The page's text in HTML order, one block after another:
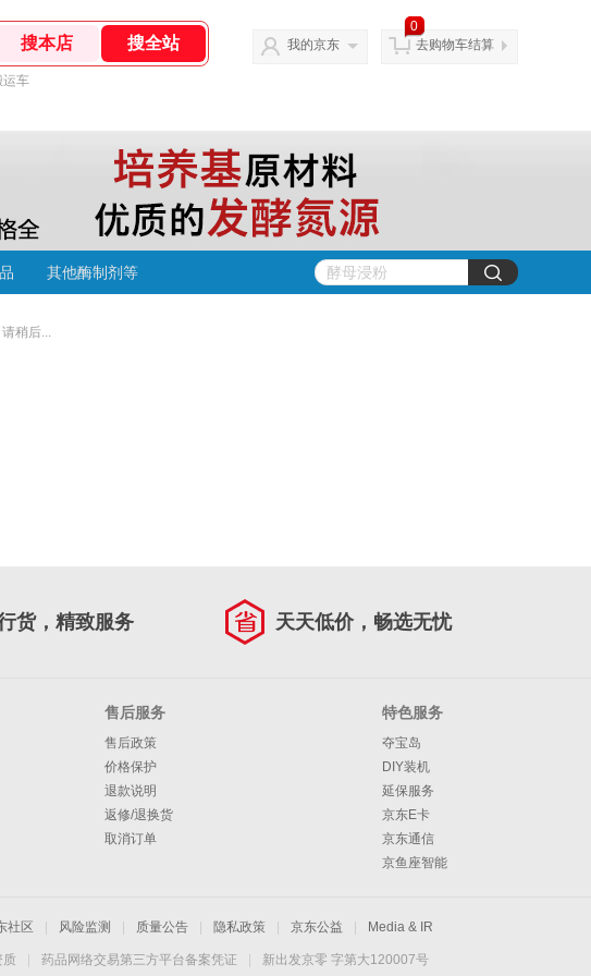
运车
我的京东
0
去购物车结算
其他酶制剂等
稍后...
货，精致服务 天天低价，畅选无忧
售后服务
售后政策
价格保护
退款说明
返修/退换货
取消订单
特色服务
夺宝岛
DIY装机
延保服务
京东E卡
京东通信
京鱼座智能
社区 风险监测 质量公告 隐私政策 京东公益 Media & IR
质 药品网络交易第三方平台备案凭证 新出发京零 字第大120007号